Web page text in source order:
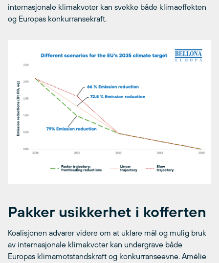
internasjonale klimakvoter kan svekke både klimaeffekten
og Europas konkurransekraft.
Pakker usikkerhet i kofferten
Koalisjonen advarer videre om at uklare mål og mulig bruk
av internasjonale klimakvoter kan undergrave både
Europas klimamotstandskraft og konkurranseevne. Amélie